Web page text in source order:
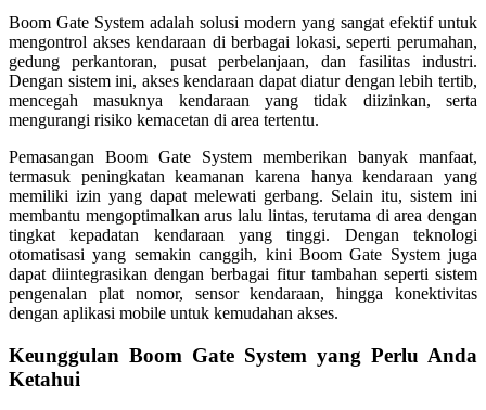
Boom Gate System adalah solusi modern yang sangat efektif untuk
mengontrol akses kendaraan di berbagai lokasi, seperti perumahan,
gedung perkantoran, pusat perbelanjaan, dan fasilitas industri.
Dengan sistem ini, akses kendaraan dapat diatur dengan lebih tertib,
mencegah masuknya kendaraan yang tidak diizinkan, serta
mengurangi risiko kemacetan di area tertentu.
Pemasangan Boom Gate System memberikan banyak manfaat,
termasuk peningkatan keamanan karena hanya kendaraan yang
memiliki izin yang dapat melewati gerbang. Selain itu, sistem ini
membantu mengoptimalkan arus lalu lintas, terutama di area dengan
tingkat kepadatan kendaraan yang tinggi. Dengan teknologi
otomatisasi yang semakin canggih, kini Boom Gate System juga
dapat diintegrasikan dengan berbagai fitur tambahan seperti sistem
pengenalan plat nomor, sensor kendaraan, hingga konektivitas
dengan aplikasi mobile untuk kemudahan akses.
Keunggulan Boom Gate System yang Perlu Anda
Ketahui